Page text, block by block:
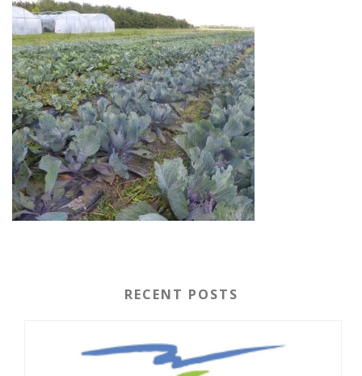
RECENT POSTS